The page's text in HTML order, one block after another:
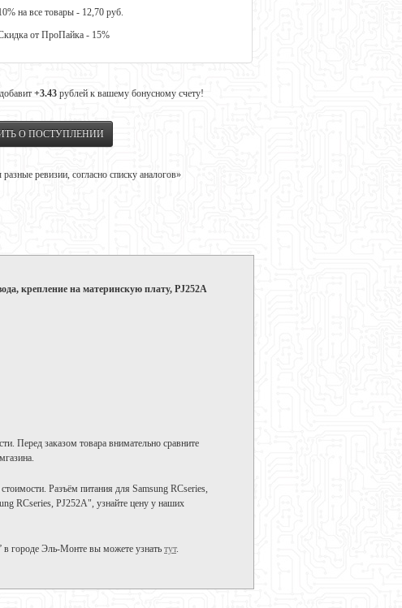
на все товары - 12,70 руб.
от ПроПайка - 15%
+3.43 рублей к вашему бонусному счету!
О ПОСТУПЛЕНИИ
ревизии, согласно списку аналогов»
крепление на материнскую плату, PJ252A
Перед заказом товара внимательно сравните
Разъём питания для Samsung RСseries,
RСseries, PJ252A", узнайте цену у наших
в городе Эль-Монте вы можете узнать тут.